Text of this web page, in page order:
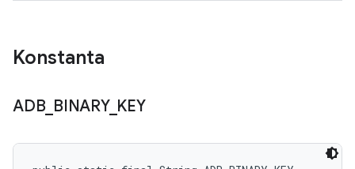
Konstanta
ADB_ BINARY_ KEY